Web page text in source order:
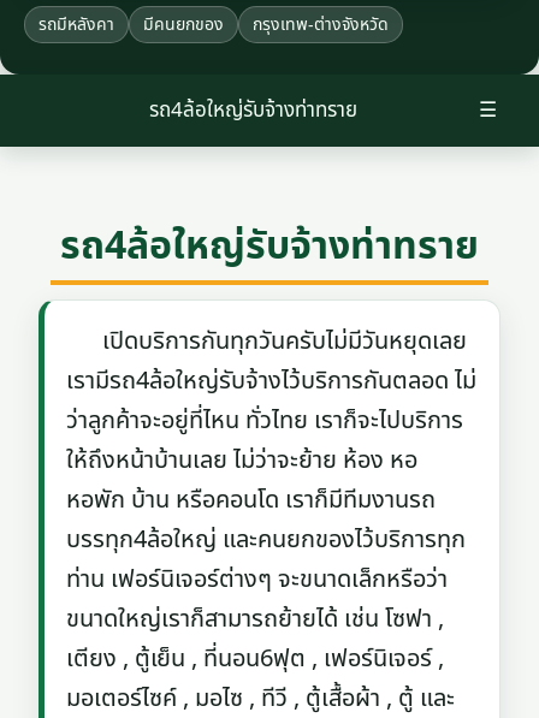
รถมีหลังคา มีคนยกของ กรุงเทพ-ต่างจังหวัด
☰
รถ4ล้อใหญ่รับจ้างท่าทราย
รถ4ล้อใหญ่รับจ้างท่าทราย
เปิดบริการกันทุกวันครับไม่มีวันหยุดเลย
เรามีรถ4ล้อใหญ่รับจ้างไว้บริการกันตลอด ไม่
ว่าลูกค้าจะอยู่ที่ไหน ทั่วไทย เราก็จะไปบริการ
ให้ถึงหน้าบ้านเลย ไม่ว่าจะย้าย ห้อง หอ
หอพัก บ้าน หรือคอนโด เราก็มีทีมงานรถ
บรรทุก4ล้อใหญ่ และคนยกของไว้บริการทุก
ท่าน เฟอร์นิเจอร์ต่างๆ จะขนาดเล็กหรือว่า
ขนาดใหญ่เราก็สามารถย้ายได้ เช่น โซฟา ,
เตียง , ตู้เย็น , ที่นอน6ฟุต , เฟอร์นิเจอร์ ,
มอเตอร์ไซค์ , มอไซ , ทีวี , ตู้เสื้อผ้า , ตู้ และ